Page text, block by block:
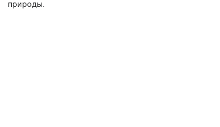
природы.